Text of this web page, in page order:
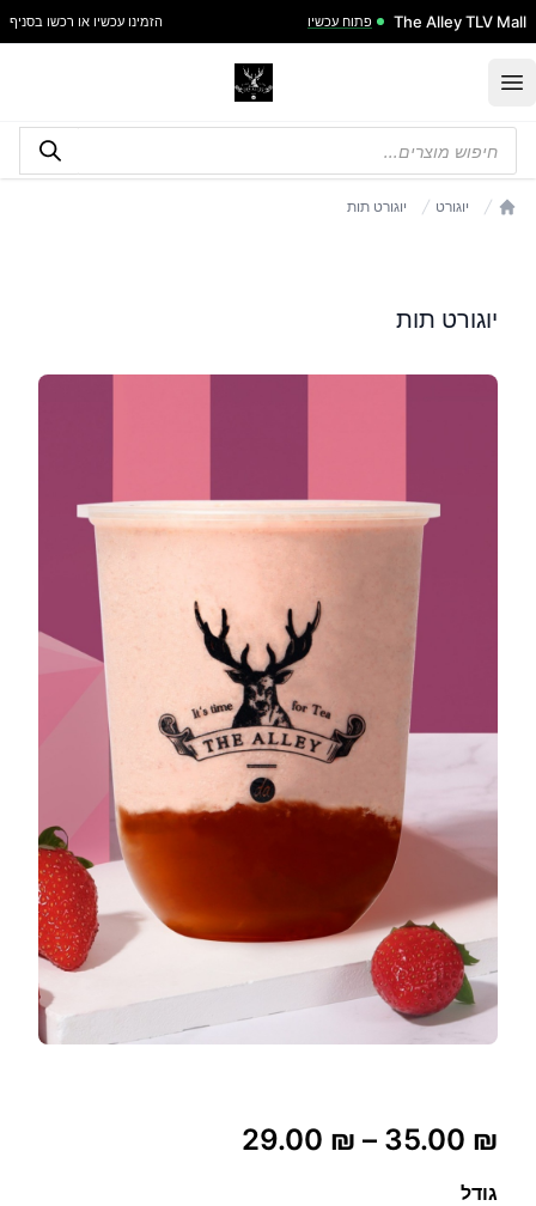
לדלג לתוכן
The Alley TLV Mall פתוח עכשיו הזמינו עכשיו או רכשו בסניף
Open menu
Products
search
יוגורט יוגורט תות
יוגורט תות
29.00 ₪ – 35.00 ₪
גודל